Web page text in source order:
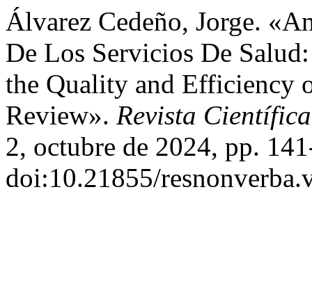
Álvarez Cedeño, Jorge.
De Los Servicios De
the Quality and Efficiency
Review». Revista
2, octubre de 2024, pp.
doi:10.21855/